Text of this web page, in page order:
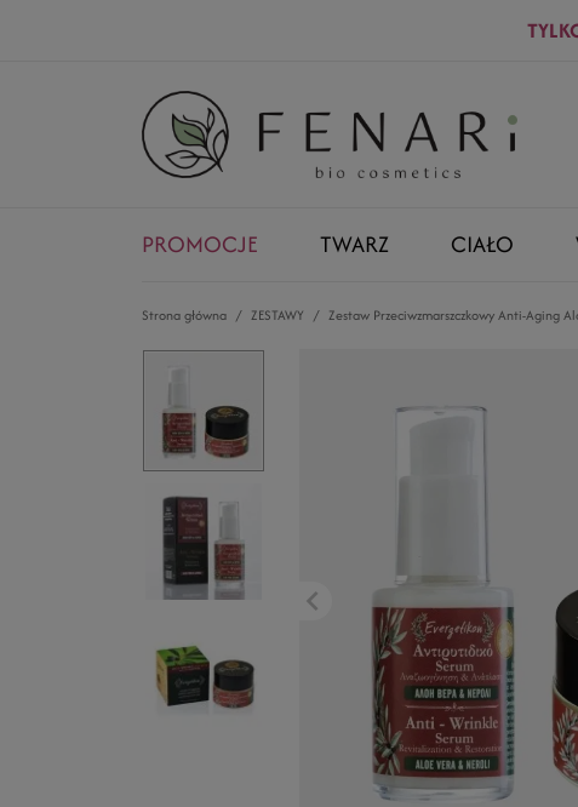
PROMOCJE TWARZ CIAŁO
Strona główna ZESTAWY Zestaw Przeciwzmarszczkowy Anti-Aging